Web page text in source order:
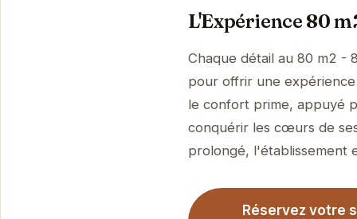
L'Expérience 80
Chaque détail au 80 m2 -
pour offrir une
le confort prime, appuyé
conquérir les cœurs de
prolongé, l'établissement
Réservez votre